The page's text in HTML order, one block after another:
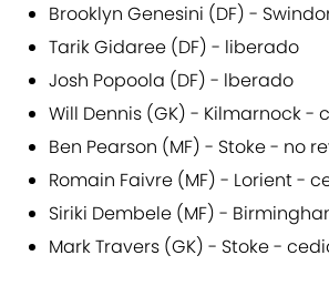
Brooklyn Genesini (DF) -
Tarik Gidaree (DF) - liberado
Josh Popoola (DF) - lberado
Will Dennis (GK) - Kilmarnock -
Ben Pearson (MF) - Stoke - no
Romain Faivre (MF) - Lorient -
Siriki Dembele (MF) -
Mark Travers (GK) - Stoke -